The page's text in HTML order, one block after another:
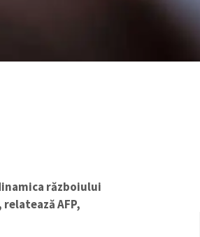
războiului
AFP,